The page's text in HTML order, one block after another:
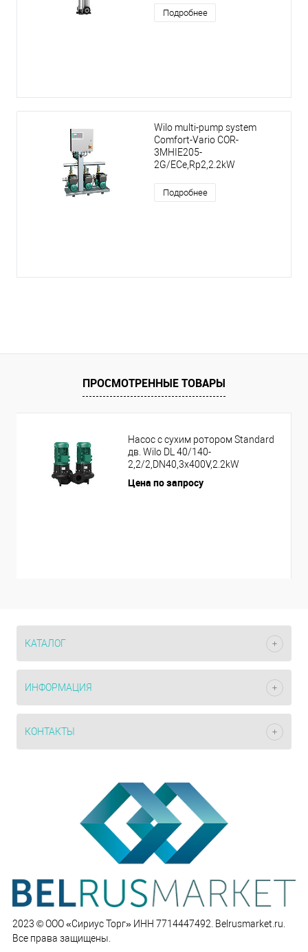
Подробнее
Wilo multi-pump system
Comfort-Vario COR-
3MHIE205-
2G/ECe,Rp2,2.2kW
Подробнее
ПРОСМОТРЕННЫЕ ТОВАРЫ
Насос с сухим ротором Standard
дв. Wilo DL 40/140-
2,2/2,DN40,3x400V,2.2kW
Цена по запросу
КАТАЛОГ
ИНФОРМАЦИЯ
КОНТАКТЫ
2023 © ООО «Сириус Торг» ИНН 7714447492. Belrusmarket.ru.
Все права защищены.